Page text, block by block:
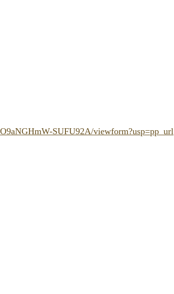
SUFU92A/viewform?usp=pp_url